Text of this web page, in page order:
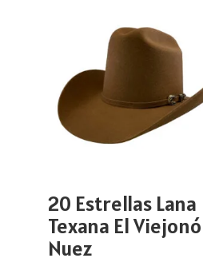
20 Estrellas Lana
Texana El
Nuez